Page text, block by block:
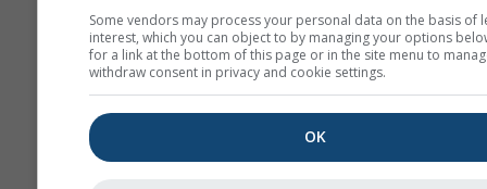
Some vendors may process your personal data on the basis of
interest, which you can object to by managing your options
for a link at the bottom of this page or in the site menu to
withdraw consent in privacy and cookie settings.
OK